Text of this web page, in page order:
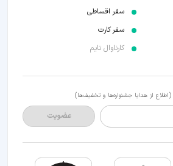
سفر اقساطی
سفر کارت
کارناوال تایم
(اطلاع از هدایا جشنواره‌ها و تخفیف‌ها)
عضویت